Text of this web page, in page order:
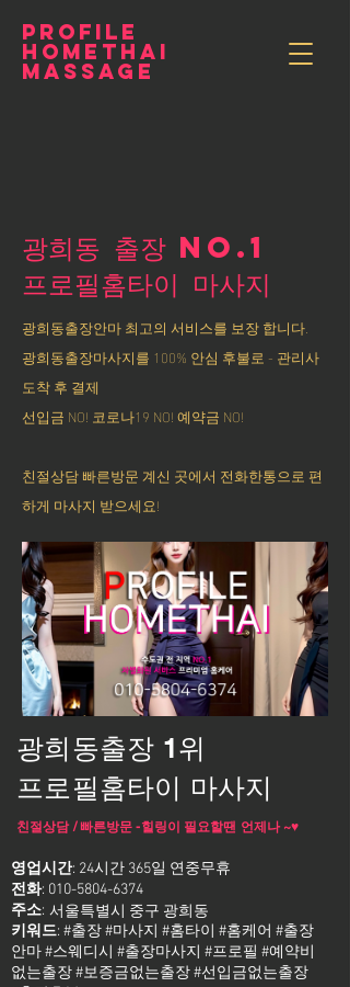
PROFILE
HOMETHAI
MASSAGE
광희동 출장 NO.1
​프로필홈타이 마사지
광희동출장안마 최고의 서비스를 보장 합니다.
광희동출장마사지를 100% 안심 후불로 - 관리사
도착 후 결제
선입금 NO! 코로나19 NO! 예약금 NO!
친절상담 빠른방문 계신 곳에서 전화한통으로 편
하게 마사지 받으세요!
광희동출장 1위
프로필홈타이 마사지
친절상담 / 빠른방문 -힐링이 필요할땐 언제나 ~♥
영업시간: 24시간 365일 연중무휴
전화: 010-5804-6374
주소:
키워드: #출장 #마사지 #홈타이 #홈케어 #출장
안마 #스웨디시 #출장마사지 #프로필 #예약비
없는출장 #보증금없는출장 #선입금없는출장
서울특별시 중구 광희동